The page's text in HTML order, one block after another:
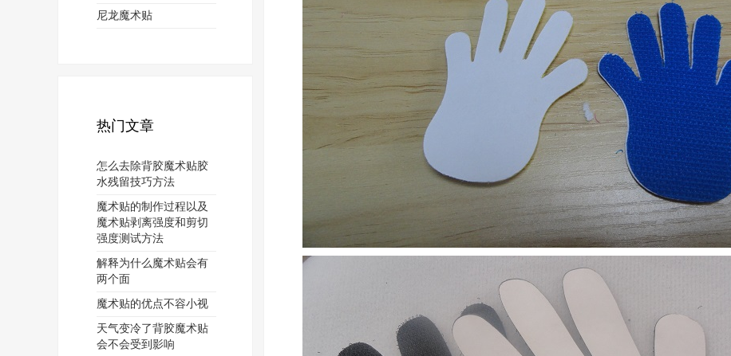
尼龙魔术贴
热门文章
怎么去除背胶魔术贴胶
水残留技巧方法
魔术贴的制作过程以及
魔术贴剥离强度和剪切
强度测试方法
解释为什么魔术贴会有
两个面
魔术贴的优点不容小视
天气变冷了背胶魔术贴
会不会受到影响